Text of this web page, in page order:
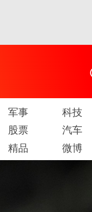
军事 科技
股票 汽车
精品 微博